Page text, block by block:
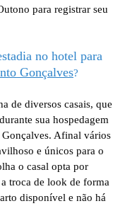
para registrar seu
no hotel para
Gonçalves?
de diversos casais, que
sua hospedagem
Afinal vários
e únicos para o
o casal opta por
troca de look de forma
disponível e não há